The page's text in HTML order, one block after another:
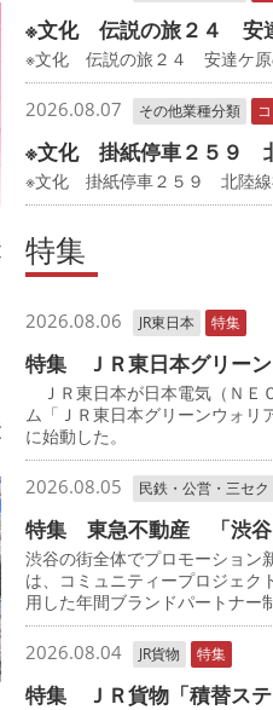
※文化 伝説の旅２４ 安
※文化 伝説の旅２４ 安達ケ原
2026.08.07 その他業種分類
※文化 掛紙停車２５９
※文化 掛紙停車２５９ 北陸線
特集
2026.08.06 JR東日本 特集
特集 ＪＲ東日本グリー
ＪＲ東日本が日本電気（ＮＥ
ム「ＪＲ東日本グリーンウォリ
に始動した。
2026.08.05 民鉄・公営・三セク
特集 東急不動産 「渋谷
渋谷の街全体でプロモーショ
は、コミュニティープロジェク
用した年間ブランドパートナー
2026.08.04 JR貨物 特集
特集 ＪＲ貨物「積替ステ